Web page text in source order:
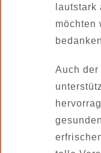
lautstark
möchten
Auch der